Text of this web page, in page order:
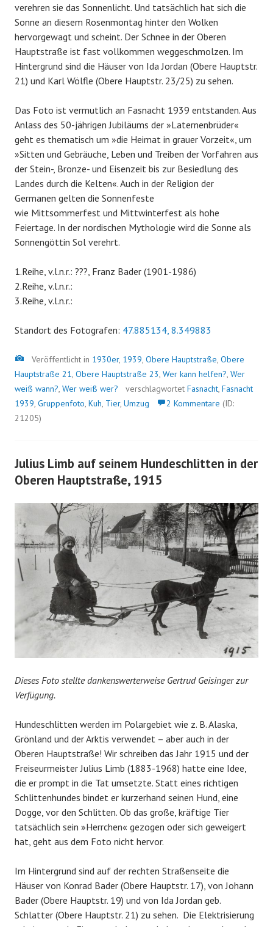
verehren sie das Sonnenlicht. Und tatsächlich hat sich die
Sonne an diesem Rosenmontag hinter den Wolken
hervorgewagt und scheint. Der Schnee in der Oberen
Hauptstraße ist fast vollkommen weggeschmolzen. Im
Hintergrund sind die Häuser von Ida Jordan (Obere Hauptstr.
21) und Karl Wölfle (Obere Hauptstr. 23/25) zu sehen.
Das Foto ist vermutlich an Fasnacht 1939 entstanden. Aus
Anlass des 50-jährigen Jubiläums der »Laternenbrüder«
geht es thematisch um »die Heimat in grauer Vorzeit«, um
»Sitten und Gebräuche, Leben und Treiben der Vorfahren aus
der Stein-, Bronze- und Eisenzeit bis zur Besiedlung des
Landes durch die Kelten«. Auch in der Religion der
Germanen gelten die Sonnenfeste
wie Mittsommerfest und Mittwinterfest als hohe
Feiertage. In der nordischen Mythologie wird die Sonne als
Sonnengöttin Sol verehrt.
1.Reihe, v.l.n.r.: ???, Franz Bader (1901-1986)
2.Reihe, v.l.n.r.:
3.Reihe, v.l.n.r.:
Standort des Fotografen: 47.885134, 8.349883
Bild
Veröffentlicht in 1930er, 1939, Obere Hauptstraße, Obere
Hauptstraße 21, Obere Hauptstraße 23, Wer kann helfen?, Wer
weiß wann?, Wer weiß wer? verschlagwortet Fasnacht, Fasnacht
1939, Gruppenfoto, Kuh, Tier, Umzug 2 Kommentare (ID:
21205)
Julius Limb auf seinem Hundeschlitten in der
Oberen Hauptstraße, 1915
Dieses Foto stellte dankenswerterweise Gertrud Geisinger zur
Verfügung.
Hundeschlitten werden im Polargebiet wie z. B. Alaska,
Grönland und der Arktis verwendet – aber auch in der
Oberen Hauptstraße! Wir schreiben das Jahr 1915 und der
Freiseurmeister Julius Limb (1883-1968) hatte eine Idee,
die er prompt in die Tat umsetzte. Statt eines richtigen
Schlittenhundes bindet er kurzerhand seinen Hund, eine
Dogge, vor den Schlitten. Ob das große, kräftige Tier
tatsächlich sein »Herrchen« gezogen oder sich geweigert
hat, geht aus dem Foto nicht hervor.
Im Hintergrund sind auf der rechten Straßenseite die
Häuser von Konrad Bader (Obere Hauptstr. 17), von Johann
Bader (Obere Hauptstr. 19) und von Ida Jordan geb.
Schlatter (Obere Hauptstr. 21) zu sehen. Die Elektrisierung